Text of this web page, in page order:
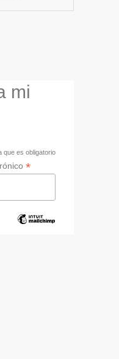
mi
que es obligatorio
*